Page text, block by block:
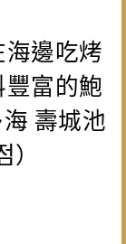
海邊吃烤
富的鮑
壽城池